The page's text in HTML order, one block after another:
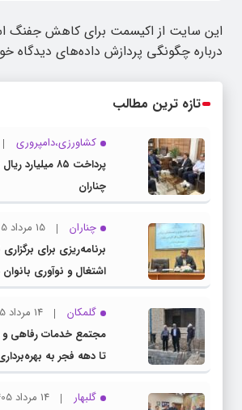
این سایت از اکیسمت برای کاهش جفنگ
درباره چگونگی پردازش داده‌های دیدگاه
تازه ترین مطالب
کشاورزی،دامپروری
پرداخت ۸۵
چناران
چناران
15 مرداد 1405
برنامه‌ریزی برای
اشتغال و نوآوری بانوان
گلمکان
14 مرداد 1405
مجتمع خدمات رفاهی و
تا دهه فجر به
گلبهار
14 مرداد 1405